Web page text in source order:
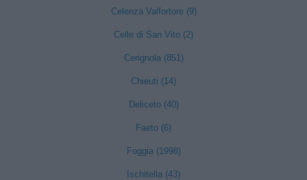
Celenza Valfortore (9)
Celle di San Vito (2)
Cerignola (851)
Chieuti (14)
Deliceto (40)
Faeto (6)
Foggia (1998)
Ischitella (43)